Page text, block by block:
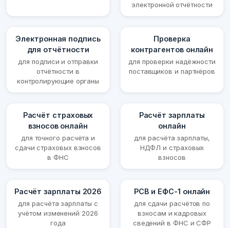
электронной отчётности
Электронная подпись
для отчётности
для подписи и отправки
отчётности в
контролирующие органы
Проверка
контрагентов онлайн
для проверки надёжности
поставщиков и партнёров
Расчёт страховых
взносов онлайн
для точного расчёта и
сдачи страховых взносов
в ФНС
Расчёт зарплаты
онлайн
для расчёта зарплаты,
НДФЛ и страховых
взносов
Расчёт зарплаты 2026
для расчёта зарплаты с
учётом изменений 2026
года
РСВ и ЕФС-1 онлайн
для сдачи расчётов по
взносам и кадровых
сведений в ФНС и СФР